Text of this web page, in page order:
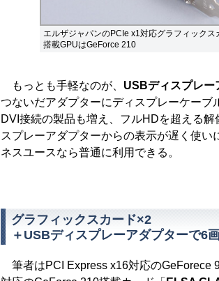
エルザジャパンのPCIe x1対応グラフィックス
搭載GPUはGeForce 210
もっとも手軽なのが、 USBディスプレー
つないだアダプターにディスプレーケー
DVI接続の製品も増え、フルHDを超える
スプレーアダプターからの表示が遅く使
ネスユースなら普通に利用できる。
グラフィックスカード×2
＋USBディスプレーアダプターで6
筆者はPCI Express x16対応のGeForece